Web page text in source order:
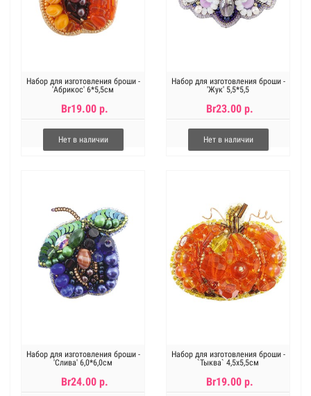
Набор для изготовления броши -
'Абрикос' 6*5,5см
Br19.00 р.
Нет в наличии
Набор для изготовления броши -
'Жук' 5,5*5,5
Br23.00 р.
Нет в наличии
Набор для изготовления броши -
'Слива' 6,0*6,0см
Br24.00 р.
Набор для изготовления броши -
`Тыква` 4,5х5,5см
Br19.00 р.